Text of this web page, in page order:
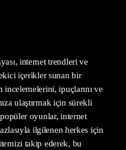
internet trendleri ve
içerikler sunan bir
ipuçlarını ve
ulaştırmak için sürekli
oyunlar, internet
ilgilenen herkes için
takip ederek, bu